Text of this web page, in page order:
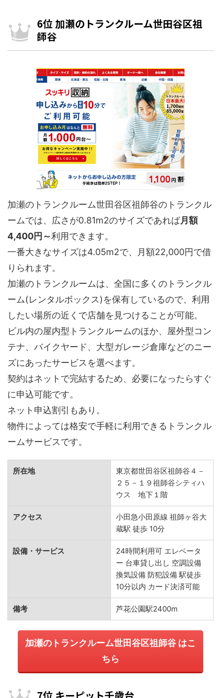
6位 加瀬のトランクルーム世田谷区祖
師谷
加瀬のトランクルーム世田谷区祖師谷のトランクル
ームでは、広さが0.81m2のサイズであれば月額
4,400円～利用できます。
一番大きなサイズは4.05m2で、月額22,000円で借
りられます。
加瀬のトランクルームは、全国に多くのトランクル
ーム(レンタルボックス)を保有しているので、利用
したい場所の近くで店舗を見つけることが可能。
ビル内の屋内型トランクルームのほか、屋外型コン
テナ、バイクヤード、大型ガレージ倉庫などのニー
ズにあったサービスを選べます。
契約はネットで完結するため、必要になったらすぐ
に申込可能です。
ネット申込割引もあり。
物件によっては格安で手軽に利用できるトランクル
ームサービスです。
所在地
東京都世田谷区祖師谷４－
２５－１９祖師谷シティハ
ウス 地下１階
アクセス
小田急小田原線 祖師ヶ谷大
蔵駅 徒歩 10分
設備・サービス
24時間利用可 エレベータ
ー 台車貸し出し 空調設備
換気設備 防犯設備 駅徒歩
10分以内 カード決済可能
備考 芦花公園駅2400m
加瀬のトランクルーム世田谷区祖師谷 はこ
ちら
7位 キーピット千歳台